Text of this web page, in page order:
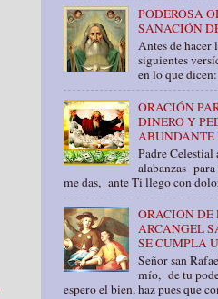
PODEROSA
SANACIÓN
Antes de hacer
siguientes
en lo que
ORACIÓN
DINERO Y
ABUNDANTE
Padre
alabanzas
me das, ante Ti llego con
ORACION
ARCANGEL
SE CUMPLA
Señor san
mío, de tu
espero el bien, haz pues que